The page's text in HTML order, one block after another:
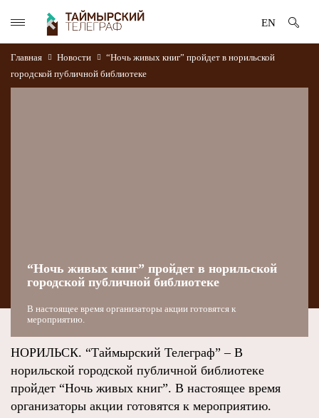
EN
Главная Новости
“Ночь живых книг” пройдет в норильской
городской публичной библиотеке
“Ночь живых книг” пройдет в норильской
городской публичной библиотеке
В настоящее время организаторы акции готовятся к
мероприятию.
НОРИЛЬСК. “Таймырский Телеграф” – В
норильской городской публичной библиотеке
пройдет “Ночь живых книг”. В настоящее время
организаторы акции готовятся к мероприятию.